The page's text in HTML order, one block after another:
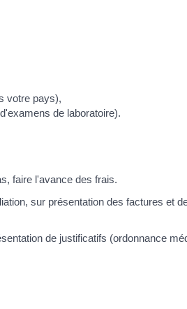
votre pays),
de laboratoire).
faire l'avance des frais.
sur présentation des factures et
de justificatifs (ordonnance